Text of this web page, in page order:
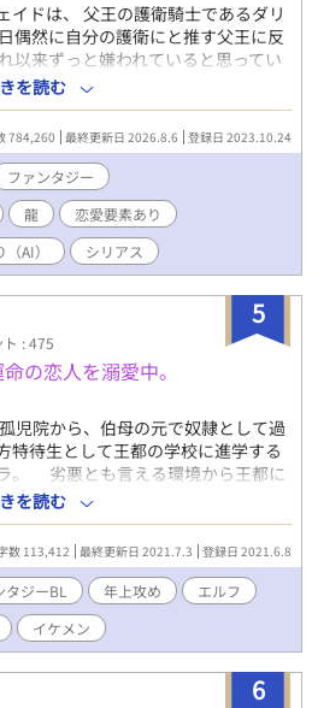
イドは、 父王の護衛騎士であるダリ
偶然に自分の護衛にと推す父王に反
以来ずっと嫌われていると思ってい
解けて いつかはそれが愛に変わって
同時に何故父王が最強の自身の護衛
が来る。 王家はある者に裏切りによ
しまう。 剣が苦手でずっと魔法の研
騎士だけは助けようと、 刃にかかる
とされる 時戻しの術をかけるが…
を読む
784,260 最終更新日 2026.8.6 登録日 2023.10.24
ファンタジー
龍
恋愛要素あり
AI） シリアス
5
: 475
の恋人を溺愛中。
院から、伯母の元で奴隷として過
特待生として王都の学校に進学する
。 劣悪とも言える環境から王都に
よりも先に、憧れだったミスティル
手に入れようと行動を取る。 そこ
か恋人になる展開になったが、実は
ティン魔法図書館を統括する大貴族
であるリヒト・シュヴァリエだっ
受け愛を育む、溺愛系BL。 --------
殴り書き小説ですが、楽しんでい
07/25 シリーズ二作目配信開始しま
を読む
数 113,412 最終更新日 2021.7.3 登録日 2021.6.8
タジーBL 年上攻め
エルフ
イケメン
6